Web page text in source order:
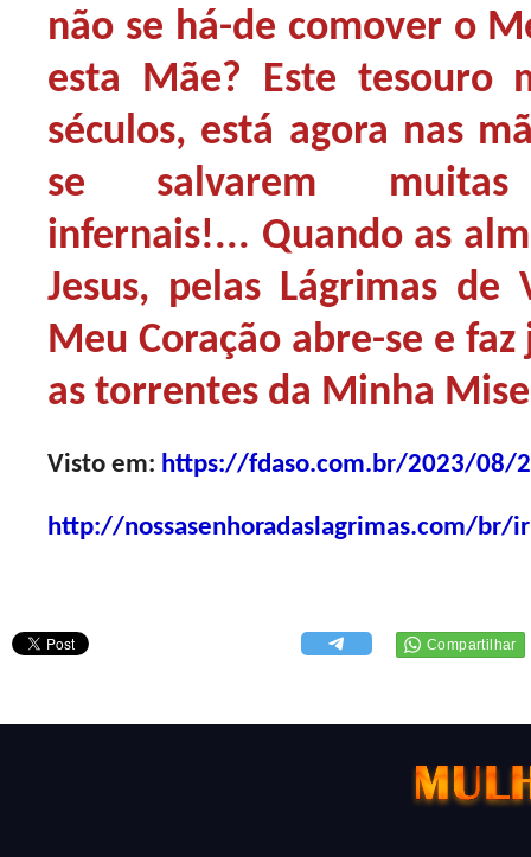
não se há-de comover o
esta Mãe? Este tesouro
séculos, está agora nas
se salvarem
infernais!... Quando as
Jesus, pelas Lágrimas de
Meu Coração abre-se e
as torrentes da Minha
Visto em: https://fdaso.com.br/2023/08/
http://nossasenhoradaslagrimas.com/br/